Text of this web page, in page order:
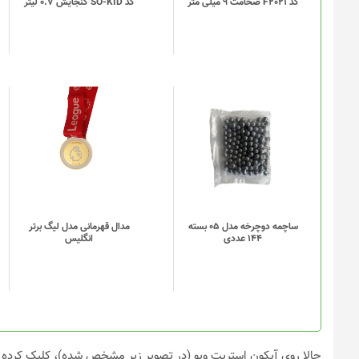
ها
محصول
انتخاب
شوند
ساچمه دوچرخه مدل 05 بسته
144 عددی
این
محصول
دارای
انواع
مختلفی
گزینه
ها
محصول
مدال قهرمانی مدل لیگ برتر
انگلیس
این
محصول
دارای
انواع
گزینه
ها
محصول
انتخاب